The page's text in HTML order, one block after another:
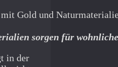
sorgen für
in der